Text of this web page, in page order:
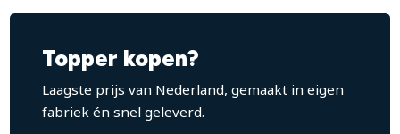
Topper kopen?
Laagste prijs van Nederland, gemaakt in eigen
fabriek én snel geleverd.